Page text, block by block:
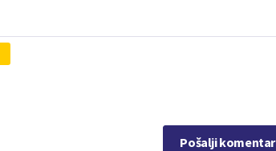
Pošalji komentar